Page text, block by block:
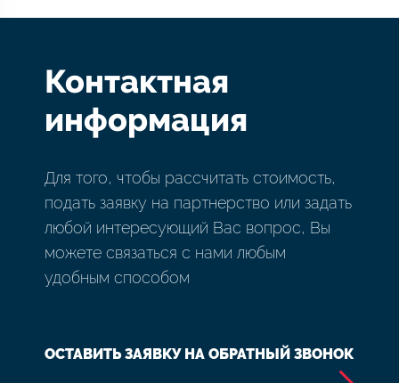
Контактная
информация
Для того, чтобы рассчитать стоимость,
подать заявку на партнерство или задать
любой интересующий Вас вопрос, Вы
можете связаться с нами любым
удобным способом
ОСТАВИТЬ ЗАЯВКУ НА ОБРАТНЫЙ ЗВОНОК